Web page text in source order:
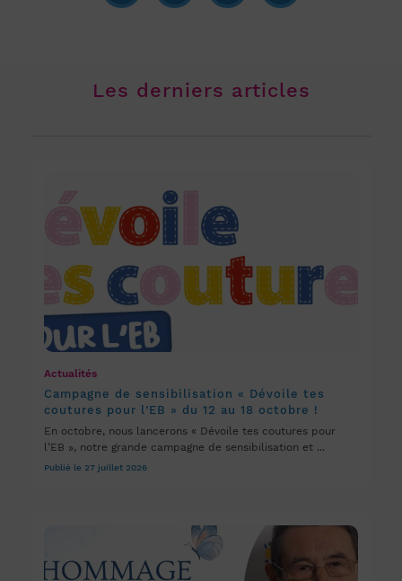
Les derniers articles
Actualités
Campagne de sensibilisation « Dévoile tes
coutures pour l’EB » du 12 au 18 octobre !
En octobre, nous lancerons « Dévoile tes coutures pour
l’EB », notre grande campagne de sensibilisation et ...
Publié le 27 juillet 2026